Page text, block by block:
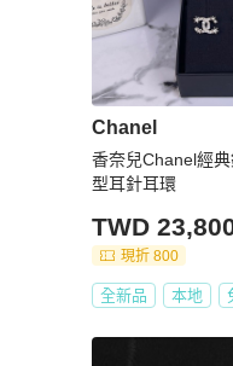
Chanel
香奈兒Chanel經
型耳針耳環
TWD
現折 800
全新品 本地